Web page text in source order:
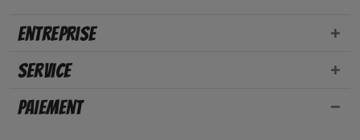
Entreprise
Service
Paiement